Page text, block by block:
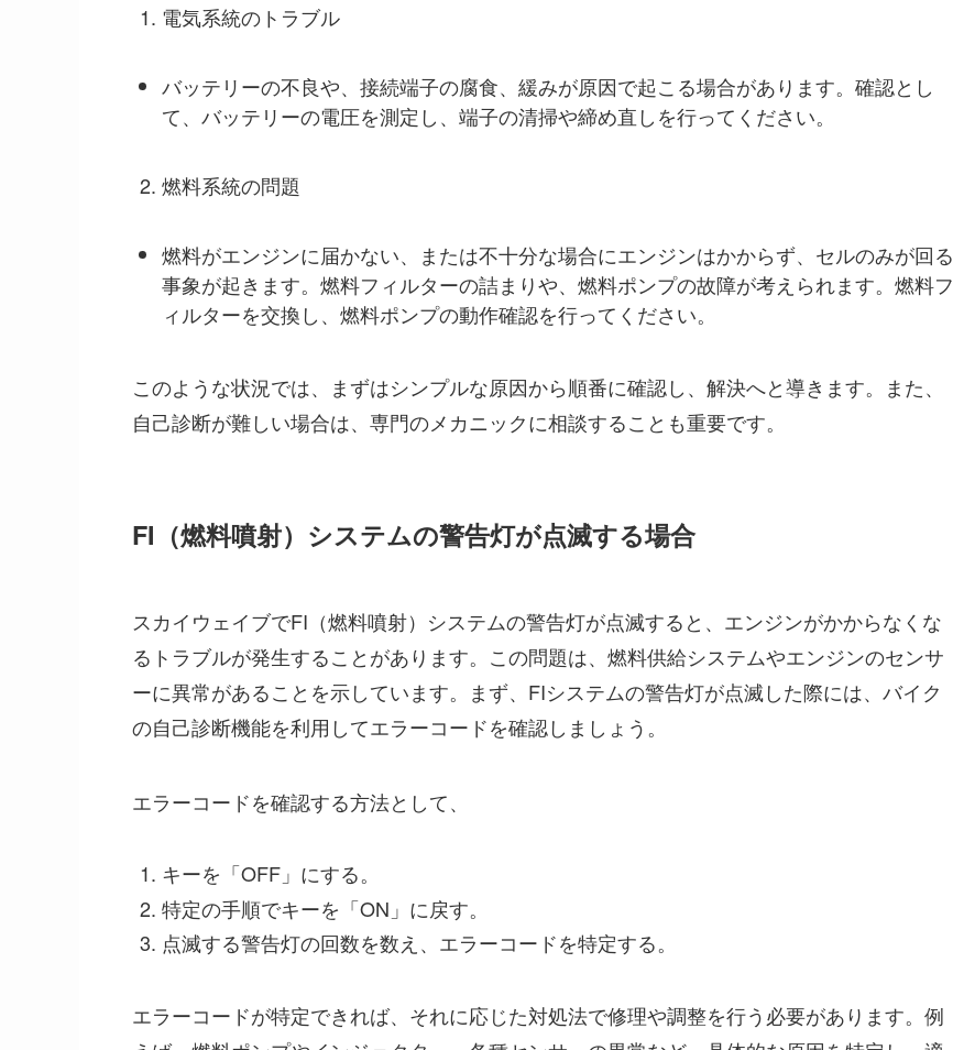
電気系統のトラブル
バッテリーの不良や、接続端子の腐食、緩みが原因で起こる場合があります。確認とし
て、バッテリーの電圧を測定し、端子の清掃や締め直しを行ってください。
燃料系統の問題
燃料がエンジンに届かない、または不十分な場合にエンジンはかからず、セルのみが回る
事象が起きます。燃料フィルターの詰まりや、燃料ポンプの故障が考えられます。燃料フ
ィルターを交換し、燃料ポンプの動作確認を行ってください。
このような状況では、まずはシンプルな原因から順番に確認し、解決へと導きます。また、
自己診断が難しい場合は、専門のメカニックに相談することも重要です。
FI（燃料噴射）システムの警告灯が点滅する場合
スカイウェイブでFI（燃料噴射）システムの警告灯が点滅すると、エンジンがかからなくな
るトラブルが発生することがあります。この問題は、燃料供給システムやエンジンのセンサ
ーに異常があることを示しています。まず、FIシステムの警告灯が点滅した際には、バイク
の自己診断機能を利用してエラーコードを確認しましょう。
エラーコードを確認する方法として、
キーを「OFF」にする。
特定の手順でキーを「ON」に戻す。
点滅する警告灯の回数を数え、エラーコードを特定する。
エラーコードが特定できれば、それに応じた対処法で修理や調整を行う必要があります。例